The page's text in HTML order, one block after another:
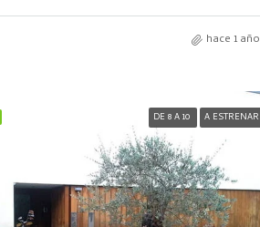
hace 1 año
DE 8 A 10 A ESTRENAR